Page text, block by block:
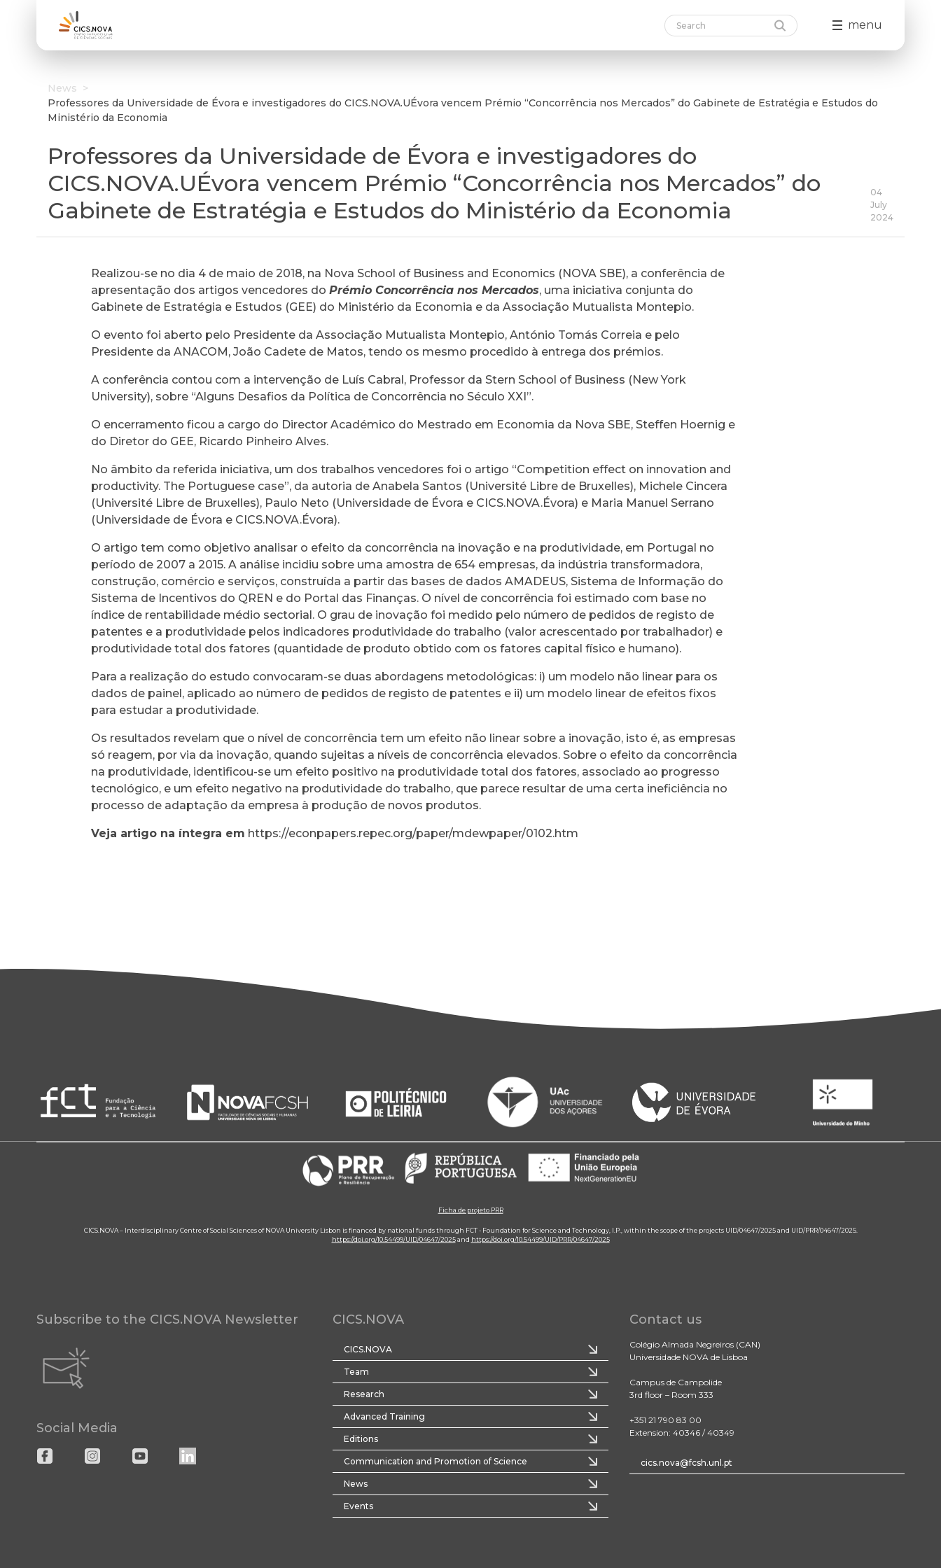
menu
News >
Professores da Universidade de Évora e investigadores do CICS.NOVA.UÉvora vencem Prémio “Concorrência nos Mercados” do Gabinete de Estratégia e Estudos do
Ministério da Economia
Professores da Universidade de Évora e investigadores do
CICS.NOVA.UÉvora vencem Prémio “Concorrência nos Mercados” do
Gabinete de Estratégia e Estudos do Ministério da Economia
04
July
2024
Realizou-se no dia 4 de maio de 2018, na Nova School of Business and Economics (NOVA SBE), a conferência de
apresentação dos artigos vencedores doPrémio Concorrência nos Mercados, uma iniciativa conjunta do
Gabinete de Estratégia e Estudos (GEE) do Ministério da Economia e da Associação Mutualista Montepio.
O evento foi aberto pelo Presidente da Associação Mutualista Montepio, António Tomás Correia e pelo
Presidente da ANACOM, João Cadete de Matos, tendo os mesmo procedido à entrega dos prémios.
A conferência contou com a intervenção de Luís Cabral, Professor da Stern School of Business (New York
University), sobre “Alguns Desafios da Política de Concorrência no Século XXI”.
O encerramento ficou a cargo do Director Académico do Mestrado em Economia da Nova SBE, Steffen Hoernig e
do Diretor do GEE, Ricardo Pinheiro Alves.
No âmbito da referida iniciativa, um dos trabalhos vencedores foi o artigo “Competition effect on innovation and
productivity. The Portuguese case”, da autoria de Anabela Santos (Université Libre de Bruxelles), Michele Cincera
(Université Libre de Bruxelles), Paulo Neto (Universidade de Évora e CICS.NOVA.Évora) e Maria Manuel Serrano
(Universidade de Évora e CICS.NOVA.Évora).
O artigo tem como objetivo analisar o efeito da concorrência na inovação e na produtividade, em Portugal no
período de 2007 a 2015. A análise incidiu sobre uma amostra de 654 empresas, da indústria transformadora,
construção, comércio e serviços, construída a partir das bases de dados AMADEUS, Sistema de Informação do
Sistema de Incentivos do QREN e do Portal das Finanças. O nível de concorrência foi estimado com base no
índice de rentabilidade médio sectorial. O grau de inovação foi medido pelo número de pedidos de registo de
patentes e a produtividade pelos indicadores produtividade do trabalho (valor acrescentado por trabalhador) e
produtividade total dos fatores (quantidade de produto obtido com os fatores capital físico e humano).
Para a realização do estudo convocaram-se duas abordagens metodológicas: i) um modelo não linear para os
dados de painel, aplicado ao número de pedidos de registo de patentes e ii) um modelo linear de efeitos fixos
para estudar a produtividade.
Os resultados revelam que o nível de concorrência tem um efeito não linear sobre a inovação, isto é, as empresas
só reagem, por via da inovação, quando sujeitas a níveis de concorrência elevados. Sobre o efeito da concorrência
na produtividade, identificou-se um efeito positivo na produtividade total dos fatores, associado ao progresso
tecnológico, e um efeito negativo na produtividade do trabalho, que parece resultar de uma certa ineficiência no
processo de adaptação da empresa à produção de novos produtos.
Veja artigo na íntegra em https://econpapers.repec.org/paper/mdewpaper/0102.htm
Ficha de projeto PRR
CICS.NOVA – Interdisciplinary Centre of Social Sciences of NOVA University Lisbon is financed by national funds through FCT - Foundation for Science and Technology, I.P., within the scope of the projects UID/04647/2025 and UID/PRR/04647/2025.
https://doi.org/10.54499/UID/04647/2025and https://doi.org/10.54499/UID/PRR/04647/2025
Subscribe to the CICS.NOVA Newsletter
Social Media
CICS.NOVA
CICS.NOVA
Team
Research
Advanced Training
Editions
Communication and Promotion of Science
News
Events
Contact us
Colégio Almada Negreiros (CAN)
Universidade NOVA de Lisboa
Campus de Campolide
3rd floor – Room 333
+351 21 790 83 00
Extension: 40346 / 40349
cics.nova@fcsh.unl.pt